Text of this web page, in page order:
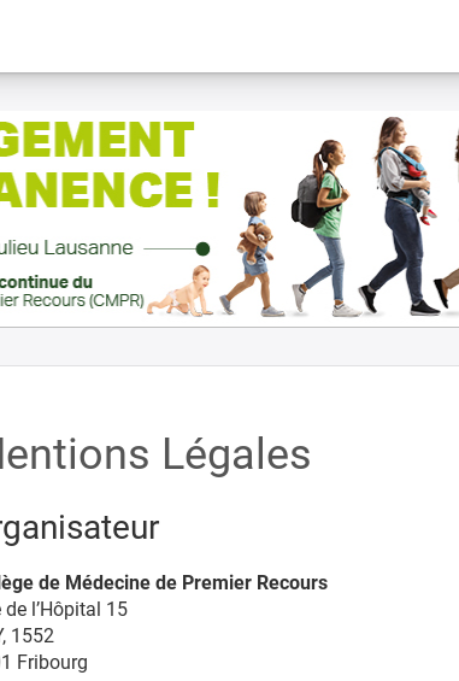
Légales
de Médecine de Premier Recours
de l’Hôpital 15
1552
Fribourg